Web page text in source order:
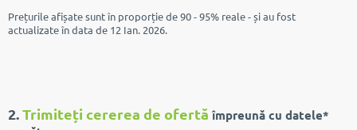
Prețurile afișate sunt în proporție de 90 - 95% reale - și au fost
actualizate în data de 12 Ian. 2026.
2.Trimiteți cererea de ofertă împreună cu datele*